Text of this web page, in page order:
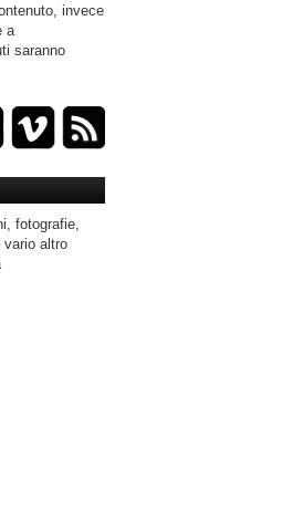
invece
a
saranno
fotografie,
vario altro